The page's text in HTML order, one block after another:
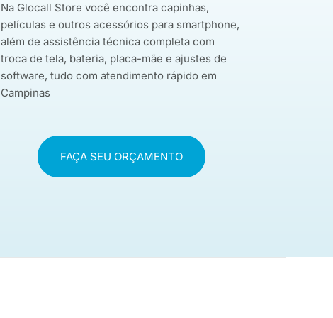
Na Glocall Store você encontra capinhas,
películas e outros acessórios para smartphone,
além de assistência técnica completa com
troca de tela, bateria, placa-mãe e ajustes de
software, tudo com atendimento rápido em
Campinas
FAÇA SEU ORÇAMENTO